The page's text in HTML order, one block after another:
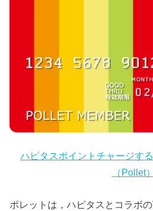
ハピタスポイントチャージす
（Pollet）
ポレットは，ハピタスとコラボ